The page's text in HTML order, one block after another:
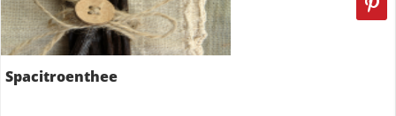
Spacitroenthee